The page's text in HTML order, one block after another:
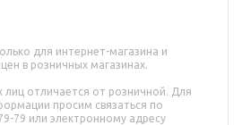
для интернет-магазина и
в розничных магазинах.
лиц отличается от розничной. Для
просим связаться по
79 или электронному адресу